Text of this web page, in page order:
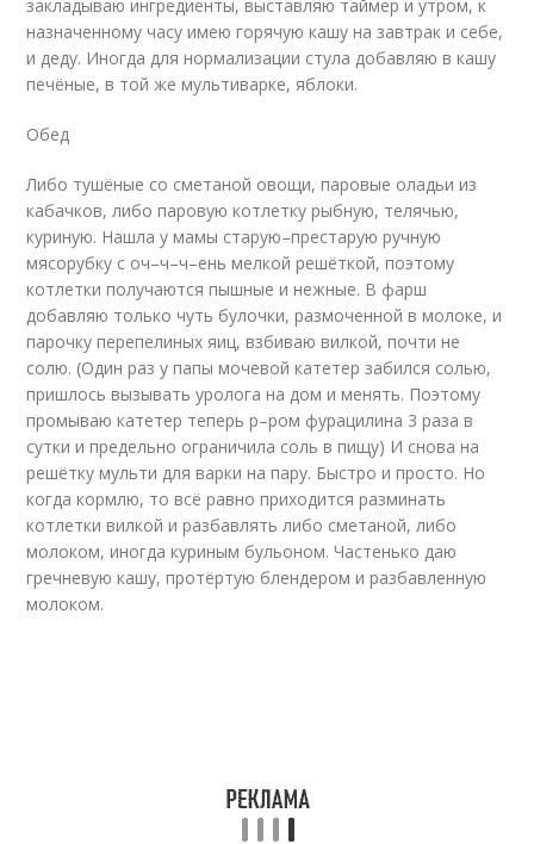
закладываю ингредиенты, выставляю таймер и утром, к
назначенному часу имею горячую кашу на завтрак и себе,
и деду. Иногда для нормализации стула добавляю в кашу
печёные, в той же мультиварке, яблоки.
Обед
Либо тушёные со сметаной овощи, паровые оладьи из
кабачков, либо паровую котлетку рыбную, телячью,
куриную. Нашла у мамы старую–престарую ручную
мясорубку с оч–ч–ч–ень мелкой решёткой, поэтому
котлетки получаются пышные и нежные. В фарш
добавляю только чуть булочки, размоченной в молоке, и
парочку перепелиных яиц, взбиваю вилкой, почти не
солю. (Один раз у папы мочевой катетер забился солью,
пришлось вызывать уролога на дом и менять. Поэтому
промываю катетер теперь р–ром фурацилина 3 раза в
сутки и предельно ограничила соль в пищу) И снова на
решётку мульти для варки на пару. Быстро и просто. Но
когда кормлю, то всё равно приходится разминать
котлетки вилкой и разбавлять либо сметаной, либо
молоком, иногда куриным бульоном. Частенько даю
гречневую кашу, протёртую блендером и разбавленную
молоком.